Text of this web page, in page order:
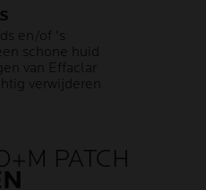
en/of 's
schone huid
van Effaclar
verwijderen
PATCH